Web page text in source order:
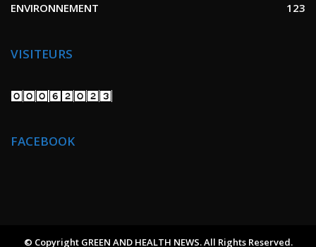
ENVIRONNEMENT
123
VISITEURS
FACEBOOK
© Copyright GREEN AND HEALTH NEWS. All Rights Reserved.